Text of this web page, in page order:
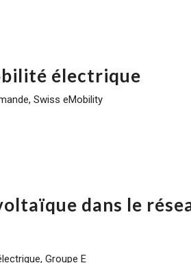
électrique
Swiss eMobility
dans le
Groupe E